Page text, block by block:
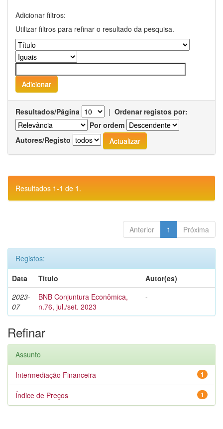
Adicionar filtros:
Utilizar filtros para refinar o resultado da pesquisa.
Resultados/Página | Ordenar registos por:
Por ordem
Autores/Registo
Resultados 1-1 de 1.
Anterior 1 Próxima
Registos:
Data
Título
Autor(es)
2023-
07
BNB Conjuntura Econômica,
n.76, jul./set. 2023
-
Refinar
Assunto
1
Intermediação Financeira
1
Índice de Preços